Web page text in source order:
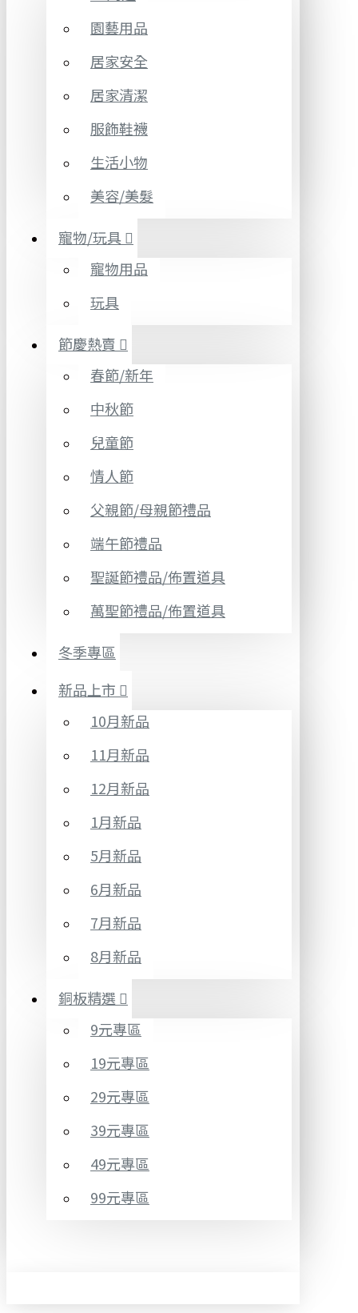
園藝用品
居家安全
居家清潔
服飾鞋襪
生活小物
美容/美髮
寵物/玩具
寵物用品
玩具
節慶熱賣
春節/新年
中秋節
兒童節
情人節
父親節/母親節禮品
端午節禮品
聖誕節禮品/佈置道具
萬聖節禮品/佈置道具
冬季專區
新品上市
10月新品
11月新品
12月新品
1月新品
5月新品
6月新品
7月新品
8月新品
銅板精選
9元專區
19元專區
29元專區
39元專區
49元專區
99元專區